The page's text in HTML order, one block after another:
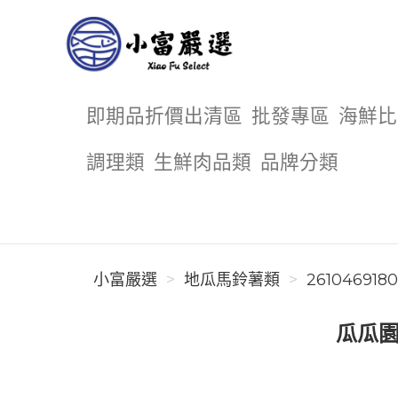
即期品折價出清區 批發專區 海鮮
調理類 生鮮肉品類 品牌分類
小富嚴選 地瓜馬鈴薯類
瓜瓜